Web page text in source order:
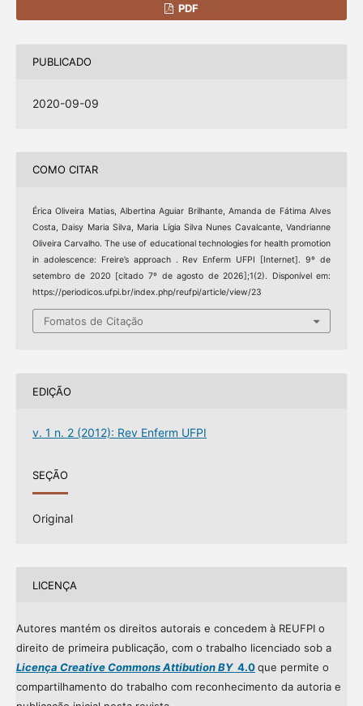
PDF
PUBLICADO
2020-09-09
COMO CITAR
Érica Oliveira Matias, Albertina Aguiar Brilhante, Amanda de Fátima Alves
Costa, Daisy Maria Silva, Maria Lígia Silva Nunes Cavalcante, Vandrianne
Oliveira Carvalho. The use of educational technologies for health promotion
in adolescence: Freire’s approach . Rev Enferm UFPI [Internet]. 9º de
setembro de 2020 [citado 7º de agosto de 2026];1(2). Disponível em:
https://periodicos.ufpi.br/index.php/reufpi/article/view/23
Fomatos de Citação
EDIÇÃO
v. 1 n. 2 (2012): Rev Enferm UFPI
SEÇÃO
Original
LICENÇA
Autores mantém os direitos autorais e concedem à REUFPI o
direito de primeira publicação, com o trabalho licenciado sob a
Licença Creative Commons Attibution BY4.0que permite o
compartilhamento do trabalho com reconhecimento da autoria e